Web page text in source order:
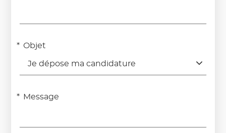
Objet
Je dépose ma candidature
Message